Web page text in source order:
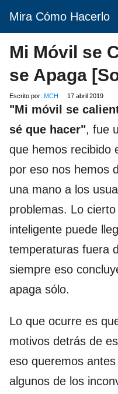
Mira Cómo Hacerlo
Mi Móvil se
se Apaga
Escrito por: MCH 17 abril 2019
"Mi móvil se
sé que hacer", fue
que hemos recibido
por eso nos hemos
una mano a los
problemas. Lo
inteligente puede
temperaturas fuera
siempre eso
apaga sólo.
Lo que ocurre es
motivos detrás de
eso queremos
algunos de los